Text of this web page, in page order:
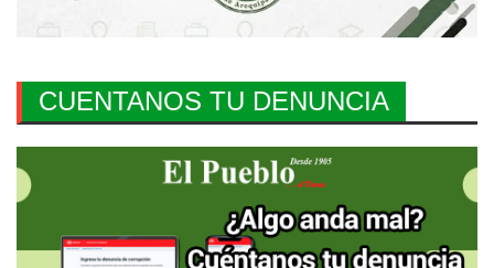
CUENTANOS TU DENUNCIA